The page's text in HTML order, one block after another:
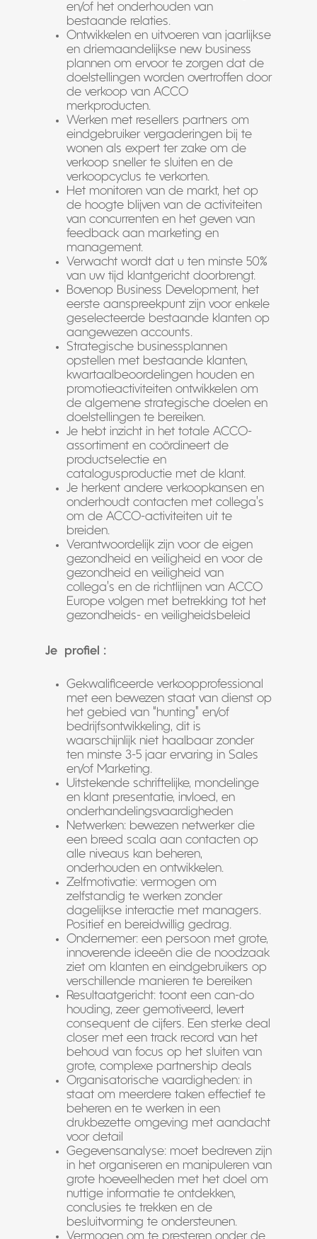
en/of het onderhouden van
bestaande relaties.
Ontwikkelen en uitvoeren van jaarlijkse
en driemaandelijkse new business
plannen om ervoor te zorgen dat de
doelstellingen worden overtroffen door
de verkoop van ACCO
merkproducten.
Werken met resellers partners om
eindgebruiker vergaderingen bij te
wonen als expert ter zake om de
verkoop sneller te sluiten en de
verkoopcyclus te verkorten.
Het monitoren van de markt, het op
de hoogte blijven van de activiteiten
van concurrenten en het geven van
feedback aan marketing en
management.
Verwacht wordt dat u ten minste 50%
van uw tijd klantgericht doorbrengt.
Bovenop Business Development, het
eerste aanspreekpunt zijn voor enkele
geselecteerde bestaande klanten op
aangewezen accounts.
Strategische businessplannen
opstellen met bestaande klanten,
kwartaalbeoordelingen houden en
promotieactiviteiten ontwikkelen om
de algemene strategische doelen en
doelstellingen te bereiken.
Je hebt inzicht in het totale ACCO-
assortiment en coördineert de
productselectie en
catalogusproductie met de klant.
Je herkent andere verkoopkansen en
onderhoudt contacten met collega’s
om de ACCO-activiteiten uit te
breiden.
Verantwoordelijk zijn voor de eigen
gezondheid en veiligheid en voor de
gezondheid en veiligheid van
collega’s en de richtlijnen van ACCO
Europe volgen met betrekking tot het
gezondheids- en veiligheidsbeleid
Je profiel :
Gekwalificeerde verkoopprofessional
met een bewezen staat van dienst op
het gebied van “hunting” en/of
bedrijfsontwikkeling, dit is
waarschijnlijk niet haalbaar zonder
ten minste 3-5 jaar ervaring in Sales
en/of Marketing.
Uitstekende schriftelijke, mondelinge
en klant presentatie, invloed, en
onderhandelingsvaardigheden
Netwerken: bewezen netwerker die
een breed scala aan contacten op
alle niveaus kan beheren,
onderhouden en ontwikkelen.
Zelfmotivatie: vermogen om
zelfstandig te werken zonder
dagelijkse interactie met managers.
Positief en bereidwillig gedrag.
Ondernemer: een persoon met grote,
innoverende ideeën die de noodzaak
ziet om klanten en eindgebruikers op
verschillende manieren te bereiken
Resultaatgericht: toont een can-do
houding, zeer gemotiveerd, levert
consequent de cijfers. Een sterke deal
closer met een track record van het
behoud van focus op het sluiten van
grote, complexe partnership deals
Organisatorische vaardigheden: in
staat om meerdere taken effectief te
beheren en te werken in een
drukbezette omgeving met aandacht
voor detail
Gegevensanalyse: moet bedreven zijn
in het organiseren en manipuleren van
grote hoeveelheden met het doel om
nuttige informatie te ontdekken,
conclusies te trekken en de
besluitvorming te ondersteunen.
Vermogen om te presteren onder de